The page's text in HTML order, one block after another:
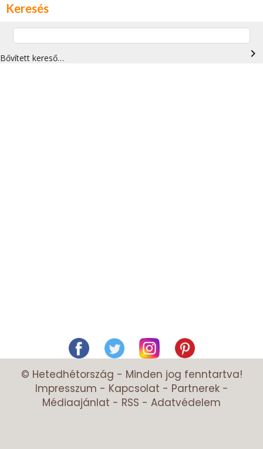
Keresés
Bővített kereső… navigate_next
© Hetedhétország - Minden jog fenntartva!
Impresszum - Kapcsolat - Partnerek-
Médiaajánlat - RSS - Adatvédelem